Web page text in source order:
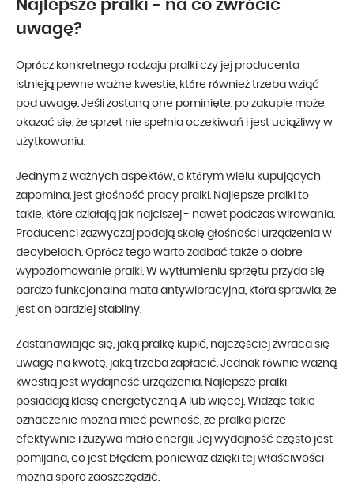
Najlepsze pralki - na co zwrócić
uwagę?
Oprócz konkretnego rodzaju pralki czy jej producenta
istnieją pewne ważne kwestie, które również trzeba wziąć
pod uwagę. Jeśli zostaną one pominięte, po zakupie może
okazać się, że sprzęt nie spełnia oczekiwań i jest uciążliwy w
użytkowaniu.
Jednym z ważnych aspektów, o którym wielu kupujących
zapomina, jest głośność pracy pralki. Najlepsze pralki to
takie, które działają jak najciszej - nawet podczas wirowania.
Producenci zazwyczaj podają skalę głośności urządzenia w
decybelach. Oprócz tego warto zadbać także o dobre
wypoziomowanie pralki. W wytłumieniu sprzętu przyda się
bardzo funkcjonalna mata antywibracyjna, która sprawia, że
jest on bardziej stabilny.
Zastanawiając się, jaką pralkę kupić, najczęściej zwraca się
uwagę na kwotę, jaką trzeba zapłacić. Jednak równie ważną
kwestią jest wydajność urządzenia. Najlepsze pralki
posiadają klasę energetyczną A lub więcej. Widząc takie
oznaczenie można mieć pewność, że pralka pierze
efektywnie i zużywa mało energii. Jej wydajność często jest
pomijana, co jest błędem, ponieważ dzięki tej właściwości
można sporo zaoszczędzić.